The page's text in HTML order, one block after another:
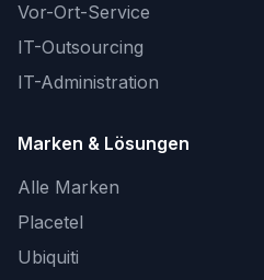
Vor-Ort-Service
IT-Outsourcing
IT-Administration
Marken & Lösungen
Alle Marken
Placetel
Ubiquiti